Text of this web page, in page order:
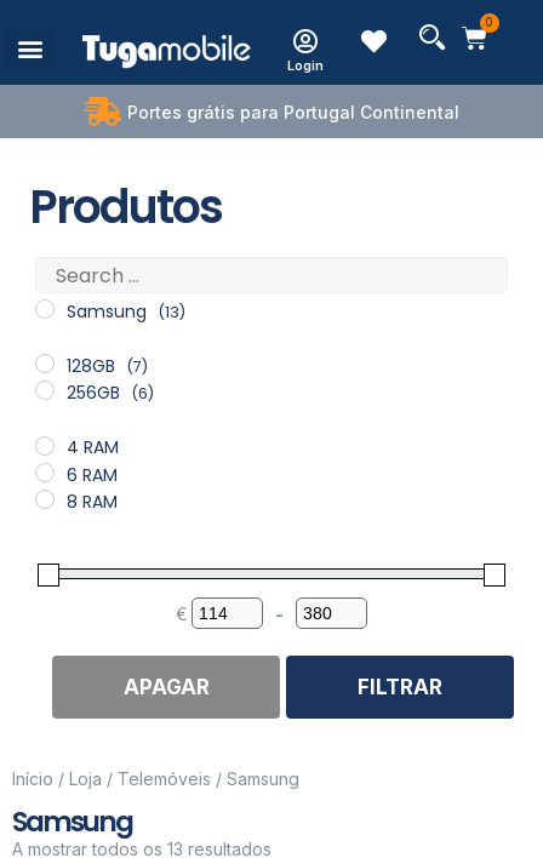
Login
0
Portes grátis para Portugal Continental
Produtos
Samsung (13)
128GB (7)
256GB (6)
4 RAM
6 RAM
8 RAM
€ Minimum Price
-
Maximum Price
FILTRAR
APAGAR
Início / Loja / Telemóveis / Samsung
Samsung
A mostrar todos os 13 resultados